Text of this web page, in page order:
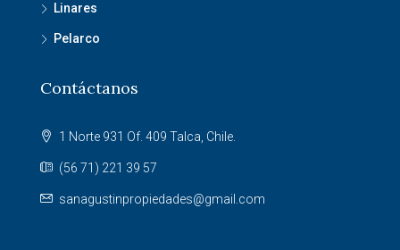
Linares
Pelarco
Contáctanos
1 Norte 931 Of. 409 Talca, Chile.
(56 71) 221 39 57
sanagustinpropiedades@gmail.com